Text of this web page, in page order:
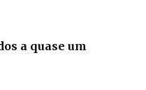
a quase um